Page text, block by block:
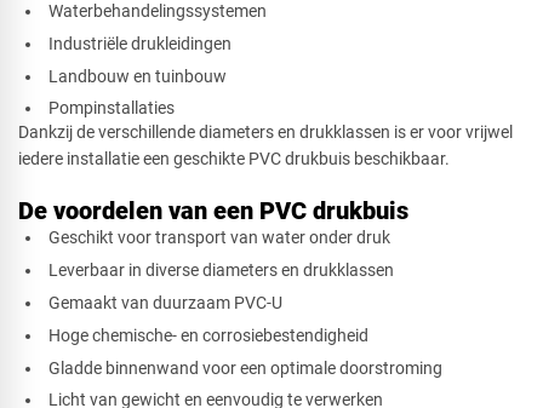
Waterbehandelingssystemen
Industriële drukleidingen
Landbouw en tuinbouw
Pompinstallaties
Dankzij de verschillende diameters en drukklassen is er voor vrijwel
iedere installatie een geschikte PVC drukbuis beschikbaar.
De voordelen van een PVC drukbuis
​Geschikt voor transport van water onder druk
Leverbaar in diverse diameters en drukklassen
Gemaakt van duurzaam PVC-U
Hoge chemische- en corrosiebestendigheid
Gladde binnenwand voor een optimale doorstroming
Licht van gewicht en eenvoudig te verwerken